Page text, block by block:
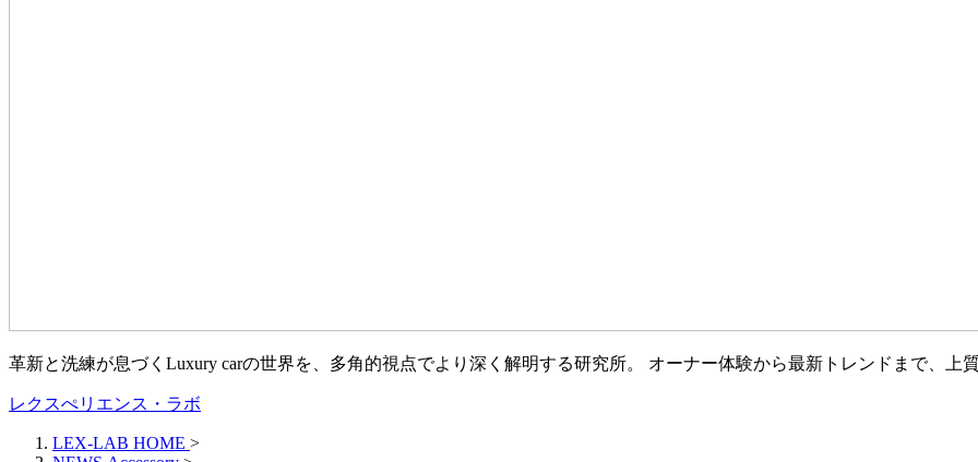
革新と洗練が息づくLuxury carの世界を、多角的視点でより深く解明する研究所。 オーナー体験から最新トレンドまで、上
レクスぺリエンス・ラボ
LEX-LAB HOME >